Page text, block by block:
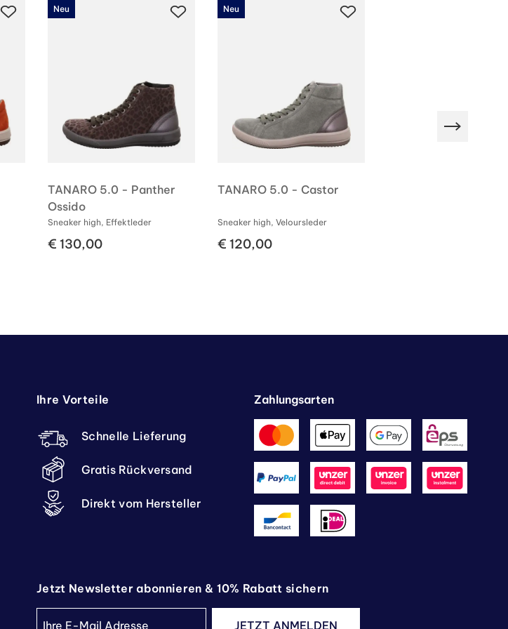
Neu
TANARO 5.0 - Panther
Ossido
Sneaker high, Effektleder
€ 130,00
Neu
TANARO 5.0 - Castor
Sneaker high, Veloursleder
€ 120,00
Ihre Vorteile
Schnelle Lieferung
Gratis Rückversand
Direkt vom Hersteller
Zahlungsarten
Jetzt Newsletter abonnieren & 10% Rabatt sichern
JETZT ANMELDEN